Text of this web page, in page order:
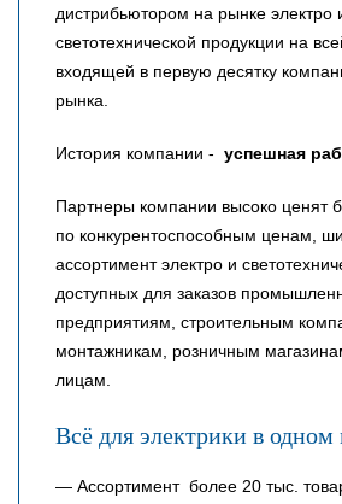
дистрибьютором на рынке электро
светотехнической продукции на
входящей в первую десятку
рынка.
История компании - успешная
Партнеры компании высоко ценят
по конкурентоспособным ценам,
ассортимент электро и
доступных для заказов
предприятиям, строительным
монтажникам, розничным
лицам.
Всё для электрики в одном
— Ассортимент более 20 тыс.